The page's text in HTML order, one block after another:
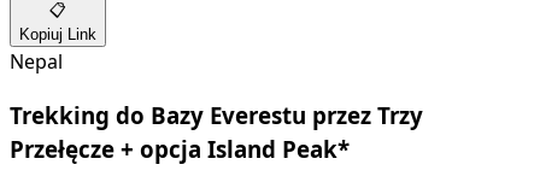
📋
Kopiuj Link
Nepal
Trekking do Bazy Everestu przez Trzy
Przełęcze + opcja Island Peak*